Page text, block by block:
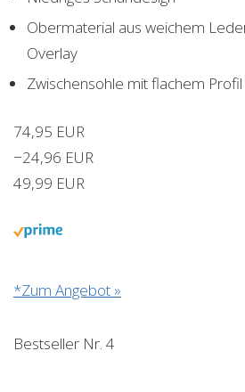
Obermaterial aus weichem
Overlay
Zwischensohle mit flachem
74,95 EUR
−24,96 EUR
49,99 EUR
*Zum Angebot »
Bestseller Nr. 4